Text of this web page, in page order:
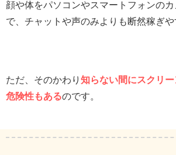
顔や体をパソコンやスマートフォンの
で、チャットや声のみよりも断然稼ぎや
ただ、そのかわり 知らない間にスクリ
危険性もあるのです。